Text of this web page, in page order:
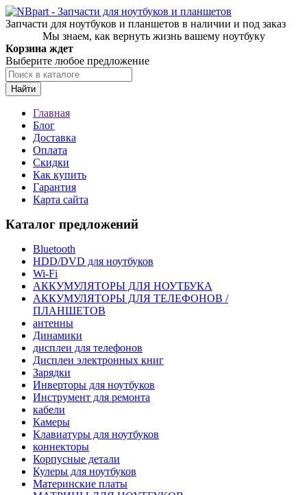
Запчасти для ноутбуков и планшетов в наличии и под заказ
Мы знаем, как вернуть жизнь вашему ноутбуку
Корзина ждет
Выберите любое предложение
Найти
Главная
Блог
Доставка
Оплата
Скидки
Как купить
Гарантия
Карта сайта
Каталог предложений
Bluetooth
HDD/DVD для ноутбуков
Wi-Fi
АККУМУЛЯТОРЫ ДЛЯ НОУТБУКА
АККУМУЛЯТОРЫ ДЛЯ ТЕЛЕФОНОВ /
ПЛАНШЕТОВ
антенны
Динамики
дисплеи для телефонов
Дисплеи электронных книг
Зарядки
Инверторы для ноутбуков
Инструмент для ремонта
кабели
Камеры
Клавиатуры для ноутбуков
коннекторы
Корпусные детали
Кулеры для ноутбуков
Материнские платы